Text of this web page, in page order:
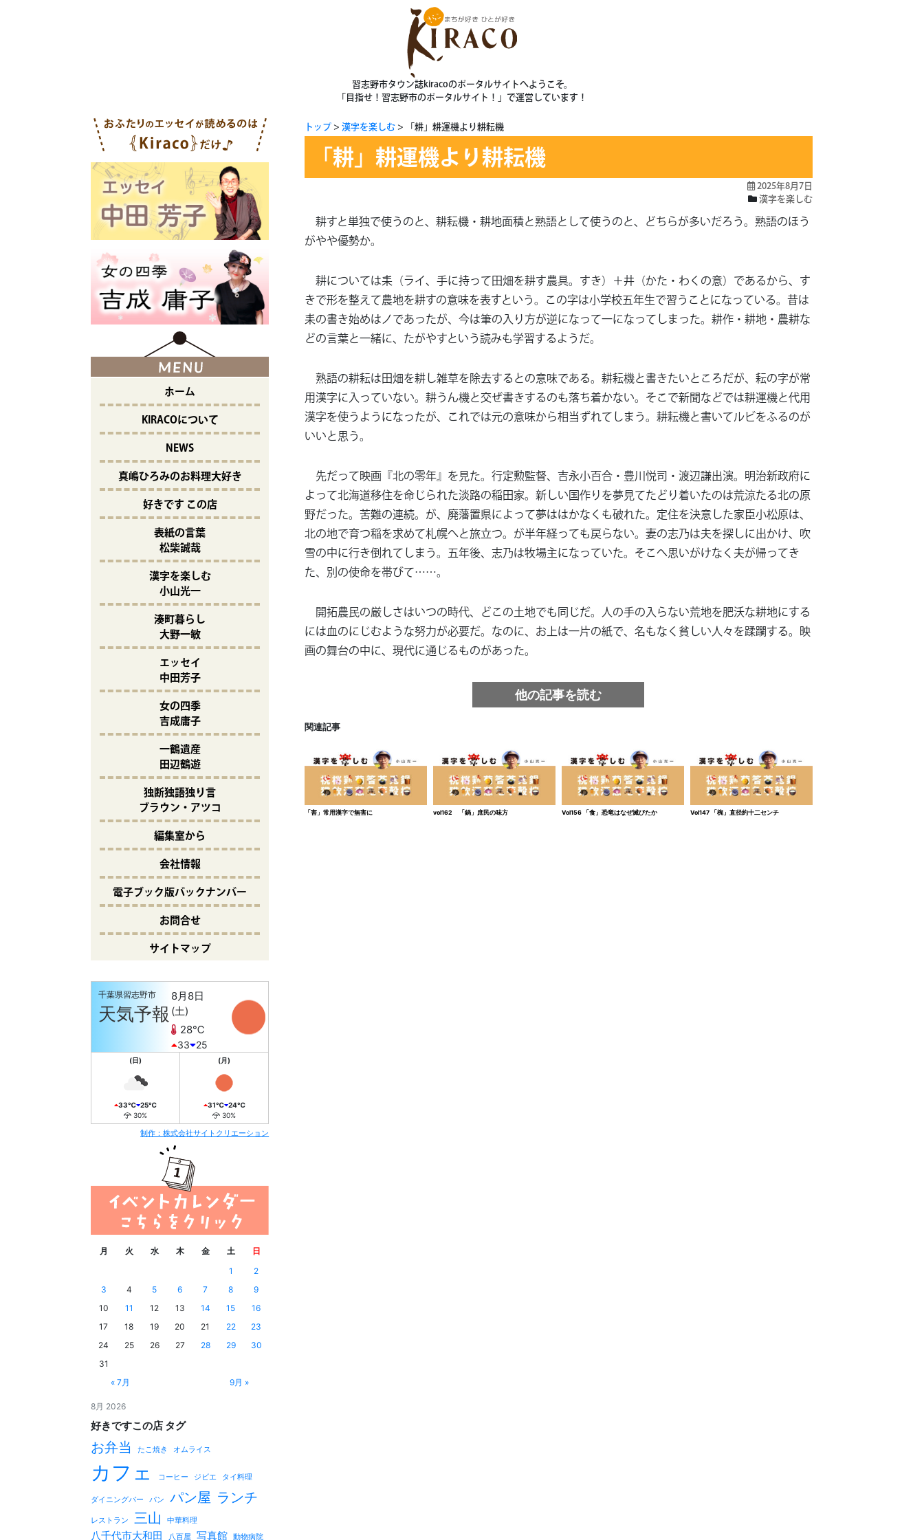
習志野市タウン誌kiracoのポータルサイトへようこそ。
「目指せ！習志野市のポータルサイト！」で運営しています！
トップ 漢字を楽しむ 「耕」耕運機より耕耘機
「耕」耕運機より耕耘機
2025年8月7日
漢字を楽しむ
耕すと単独で使うのと、耕耘機・耕地面積と熟語として使うのと、どちらが多いだろう。熟語のほう
がやや優勢か。
耕については耒（ライ、手に持って田畑を耕す農具。すき）＋井（かた・わくの意）であるから、す
きで形を整えて農地を耕すの意味を表すという。この字は小学校五年生で習うことになっている。昔は
耒の書き始めはノであったが、今は筆の入り方が逆になって一になってしまった。耕作・耕地・農耕な
どの言葉と一緒に、たがやすという読みも学習するようだ。
熟語の耕耘は田畑を耕し雑草を除去するとの意味である。耕耘機と書きたいところだが、耘の字が常
用漢字に入っていない。耕うん機と交ぜ書きするのも落ち着かない。そこで新聞などでは耕運機と代用
漢字を使うようになったが、これでは元の意味から相当ずれてしまう。耕耘機と書いてルビをふるのが
いいと思う。
先だって映画『北の零年』を見た。行定勲監督、吉永小百合・豊川悦司・渡辺謙出演。明治新政府に
よって北海道移住を命じられた淡路の稲田家。新しい国作りを夢見てたどり着いたのは荒涼たる北の原
野だった。苦難の連続。が、廃藩置県によって夢ははかなくも破れた。定住を決意した家臣小松原は、
北の地で育つ稲を求めて札幌へと旅立つ。が半年経っても戻らない。妻の志乃は夫を探しに出かけ、吹
雪の中に行き倒れてしまう。五年後、志乃は牧場主になっていた。そこへ思いがけなく夫が帰ってき
た、別の使命を帯びて……。
開拓農民の厳しさはいつの時代、どこの土地でも同じだ。人の手の入らない荒地を肥沃な耕地にする
には血のにじむような努力が必要だ。なのに、お上は一片の紙で、名もなく貧しい人々を蹂躙する。映
画の舞台の中に、現代に通じるものがあった。
他の記事を読む
関連記事
「害」常用漢字で無害に vol162 「鍋」庶民の味方 Vol156 「食」恐竜はなぜ滅びたか Vol147 「椀」直径約十二センチ
ホーム
KIRACOについて
NEWS
真嶋ひろみのお料理大好き
好きです この店
表紙の言葉
松柴誠哉
漢字を楽しむ
小山光一
湊町暮らし
大野一敏
エッセイ
中田芳子
女の四季
吉成庸子
一鶴遺産
田辺鶴遊
独断独語独り言
ブラウン・アツコ
編集室から
会社情報
電子ブック版バックナンバー
お問合せ
サイトマップ
千葉県習志野市
天気予報
8月8日
(土)
28℃
33 25
(日)
33℃ 25℃
30%
(月)
31℃ 24℃
30%
制作：株式会社サイトクリエーション
8月 2026
月 火 水 木 金 土
日
1
2
3
4 5 6 7 8
9
10
11 12 13 14 15
16
17
18 19 20 21 22
23
24
25 26 27 28 29
30
31
« 7月
9月 »
好きですこの店 タグ
お弁当 たこ焼き オムライス
カフェ コーヒー ジビエ タイ料理
ダイニングバー パン パン屋 ランチ
レストラン 三山 中華料理
八千代市大和田 八百屋 写真館 動物病院